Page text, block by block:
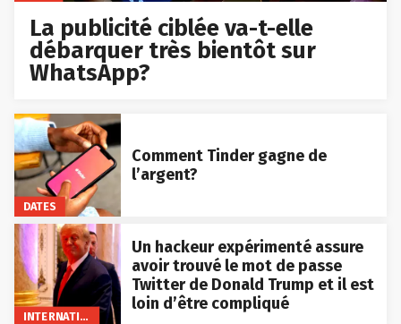
La publicité ciblée va-t-elle
débarquer très bientôt sur
WhatsApp?
DATES
Comment Tinder gagne de
l’argent?
INTERNATIONAL
Un hackeur expérimenté assure
avoir trouvé le mot de passe
Twitter de Donald Trump et il est
loin d’être compliqué